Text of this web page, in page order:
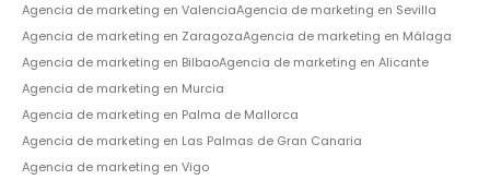
Agencia de marketing en ValenciaAgencia de marketing en Sevilla
Agencia de marketing en ZaragozaAgencia de marketing en Málaga
Agencia de marketing en BilbaoAgencia de marketing en Alicante
Agencia de marketing en Murcia
Agencia de marketing en Palma de Mallorca
Agencia de marketing en Las Palmas de Gran Canaria
Agencia de marketing en Vigo